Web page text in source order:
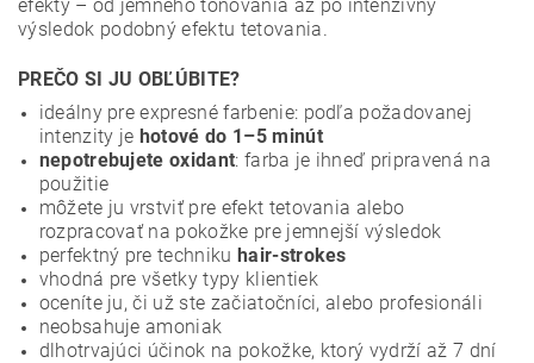
efekty – od jemného tónovania až po intenzívny
výsledok podobný efektu tetovania.
PREČO SI JU OBĽÚBITE?
ideálny pre expresné farbenie: podľa požadovanej
intenzity je hotové do 1–5 minút
nepotrebujete oxidant: farba je ihneď pripravená na
použitie
môžete ju vrstviť pre efekt tetovania alebo
rozpracovať na pokožke pre jemnejší výsledok
perfektný pre techniku hair-strokes
vhodná pre všetky typy klientiek
oceníte ju, či už ste začiatočníci, alebo profesionáli
neobsahuje amoniak
dlhotrvajúci účinok na pokožke, ktorý vydrží až 7 dní